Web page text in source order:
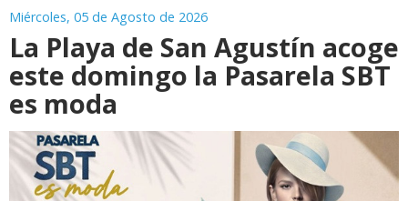
Miércoles, 05 de Agosto de 2026
La Playa de San Agustín acoge
este domingo la Pasarela SBT
es moda